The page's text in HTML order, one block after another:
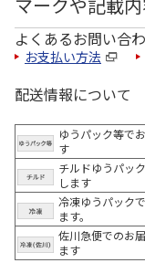
よくあるお問い合
お支払い方法
配送情報について
ゆうパック等で
す
チルドゆうパッ
します
冷凍ゆうパック
ます。
佐川急便でのお
ます